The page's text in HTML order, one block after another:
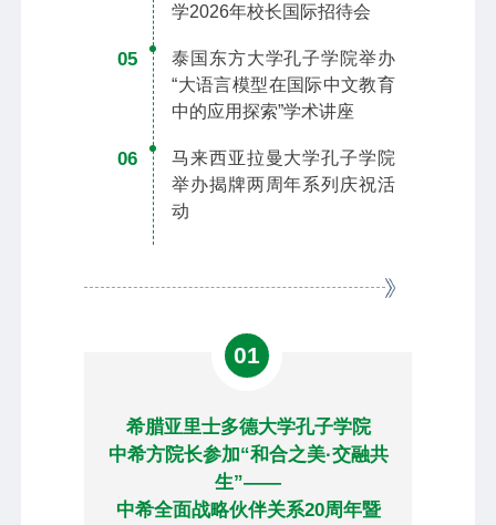
学2026年校长国际招待会
05
泰国东方大学孔子学院举办
“大语言模型在国际中文教育
中的应用探索”学术讲座
06
马来西亚拉曼大学孔子学院
举办揭牌两周年系列庆祝活
动
01
希腊亚里士多德大学孔子学院
中希方院长参加“和合之美·交融共
生”——
中希全面战略伙伴关系20周年暨